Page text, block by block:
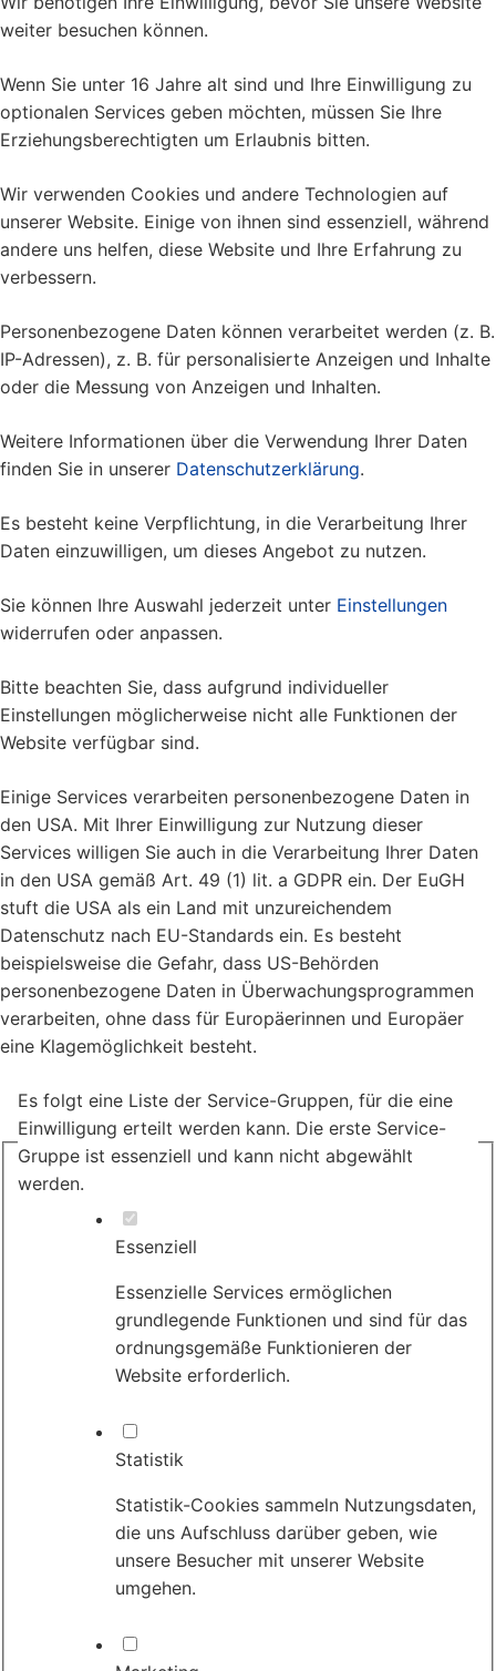
weiter besuchen können.
Wenn Sie unter 16 Jahre alt sind und Ihre Einwilligung zu
optionalen Services geben möchten, müssen Sie Ihre
Erziehungsberechtigten um Erlaubnis bitten.
Wir verwenden Cookies und andere Technologien auf
unserer Website. Einige von ihnen sind essenziell, während
andere uns helfen, diese Website und Ihre Erfahrung zu
verbessern.
Personenbezogene Daten können verarbeitet werden (z. B.
IP-Adressen), z. B. für personalisierte Anzeigen und Inhalte
oder die Messung von Anzeigen und Inhalten.
Weitere Informationen über die Verwendung Ihrer Daten
finden Sie in unserer Datenschutzerklärung.
Es besteht keine Verpflichtung, in die Verarbeitung Ihrer
Daten einzuwilligen, um dieses Angebot zu nutzen.
Sie können Ihre Auswahl jederzeit unter Einstellungen
widerrufen oder anpassen.
Bitte beachten Sie, dass aufgrund individueller
Einstellungen möglicherweise nicht alle Funktionen der
Website verfügbar sind.
Einige Services verarbeiten personenbezogene Daten in
den USA. Mit Ihrer Einwilligung zur Nutzung dieser
Services willigen Sie auch in die Verarbeitung Ihrer Daten
in den USA gemäß Art. 49 (1) lit. a GDPR ein. Der EuGH
stuft die USA als ein Land mit unzureichendem
Datenschutz nach EU-Standards ein. Es besteht
beispielsweise die Gefahr, dass US-Behörden
personenbezogene Daten in Überwachungsprogrammen
verarbeiten, ohne dass für Europäerinnen und Europäer
eine Klagemöglichkeit besteht.
Es folgt eine Liste der Service-Gruppen, für die eine
Einwilligung erteilt werden kann. Die erste Service-
Gruppe ist essenziell und kann nicht abgewählt
werden.
Essenziell
Essenzielle Services ermöglichen
grundlegende Funktionen und sind für das
ordnungsgemäße Funktionieren der
Website erforderlich.
Statistik
Statistik-Cookies sammeln Nutzungsdaten,
die uns Aufschluss darüber geben, wie
unsere Besucher mit unserer Website
umgehen.